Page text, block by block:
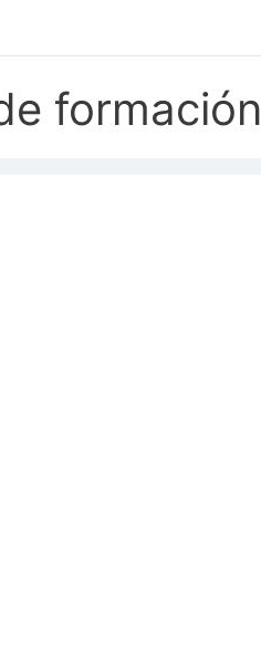
formación